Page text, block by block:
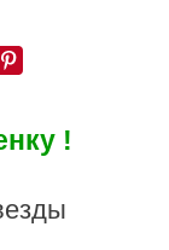
!